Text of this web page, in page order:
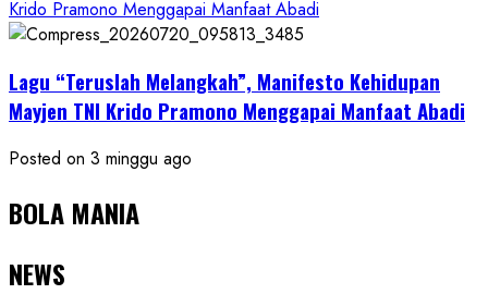
Krido Pramono Menggapai Manfaat Abadi
Lagu “Teruslah Melangkah”, Manifesto Kehidupan
Mayjen TNI Krido Pramono Menggapai Manfaat Abadi
Posted on 3 minggu ago
BOLA MANIA
NEWS